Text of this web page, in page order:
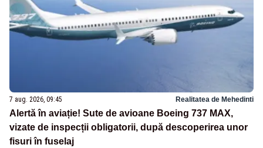
7 aug. 2026, 09:45 Realitatea de Mehedinti
Alertă în aviație! Sute de avioane Boeing 737 MAX,
vizate de inspecții obligatorii, după descoperirea unor
fisuri în fuselaj